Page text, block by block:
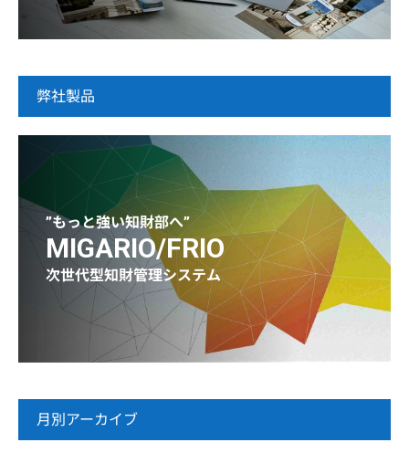
弊社製品
”もっと強い知財部へ”
MIGARIO/FRIO
次世代型知財管理システム
月別アーカイブ